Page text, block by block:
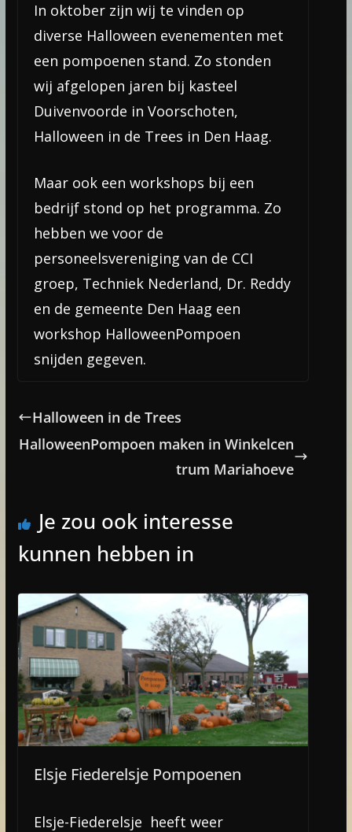
In oktober zijn wij te vinden op
diverse Halloween evenementen met
een pompoenen stand. Zo stonden
wij afgelopen jaren bij kasteel
Duivenvoorde in Voorschoten,
Halloween in de Trees in Den Haag.
Maar ook een workshops bij een
bedrijf stond op het programma. Zo
hebben we voor de
personeelsvereniging van de CCI
groep, Techniek Nederland, Dr. Reddy
en de gemeente Den Haag een
workshop HalloweenPompoen
snijden gegeven.
Halloween in de Trees
HalloweenPompoen maken in Winkelcen
trum Mariahoeve
Je zou ook interesse
kunnen hebben in
Elsje Fiederelsje Pompoenen
Elsje-Fiederelsje heeft weer